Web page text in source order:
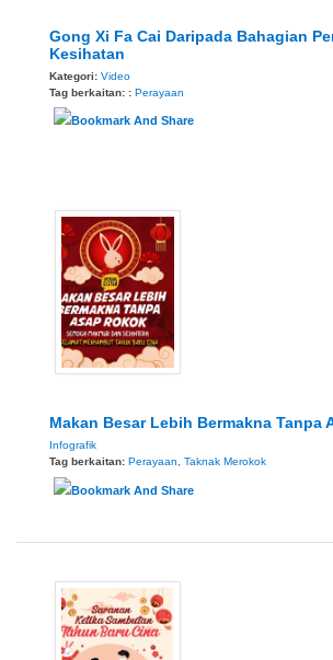
Gong Xi Fa Cai Daripada Bahagian
Kesihatan
Kategori: Video
Tag berkaitan: : Perayaan
Makan Besar Lebih Bermakna Tanpa
Infografik
Tag berkaitan: Perayaan, Taknak Merokok